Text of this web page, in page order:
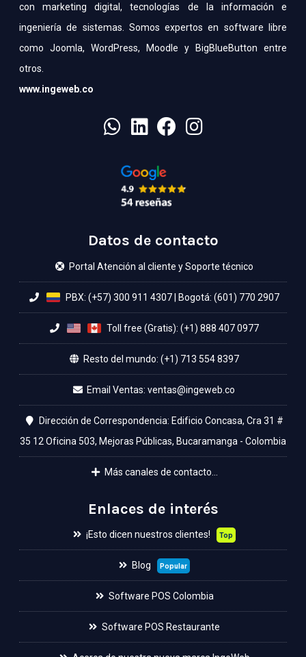
con marketing digital, tecnologías de la información e
ingeniería de sistemas. Somos expertos en software libre
como Joomla, WordPress, Moodle y BigBlueButton entre
otros.
www.ingeweb.co
Datos de contacto
Portal Atención al cliente y Soporte técnico
PBX: (+57) 300 911 4307| Bogotá: (601) 770 2907
Toll free (Gratis): (+1) 888 407 0977
Resto del mundo: (+1) 713 554 8397
Email Ventas:
Dirección de Correspondencia: Edificio Concasa, Cra 31 #
35 12 Oficina 503, Mejoras Públicas, Bucaramanga - Colombia
Más canales de contacto...
Enlaces de interés
¡Esto dicen nuestros clientes! Top
Blog Popular
Software POS Colombia
Software POS Restaurante